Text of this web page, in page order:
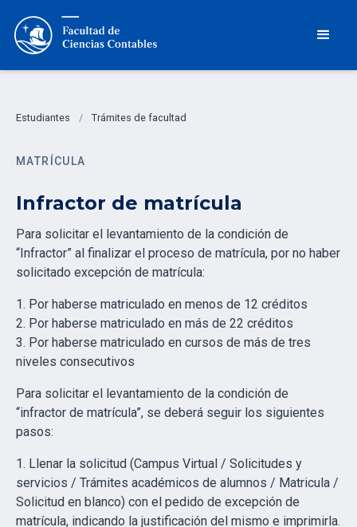
Estudiantes / Trámites de facultad
MATRÍCULA
Infractor de matrícula
Para solicitar el levantamiento de la condición de
“Infractor” al finalizar el proceso de matrícula, por no haber
solicitado excepción de matrícula:
1. Por haberse matriculado en menos de 12 créditos
2. Por haberse matriculado en más de 22 créditos
3. Por haberse matriculado en cursos de más de tres
niveles consecutivos
Para solicitar el levantamiento de la condición de
“infractor de matrícula”, se deberá seguir los siguientes
pasos:
1. Llenar la solicitud (Campus Virtual / Solicitudes y
servicios / Trámites académicos de alumnos / Matricula /
Solicitud en blanco) con el pedido de excepción de
matrícula, indicando la justificación del mismo e imprimirla.